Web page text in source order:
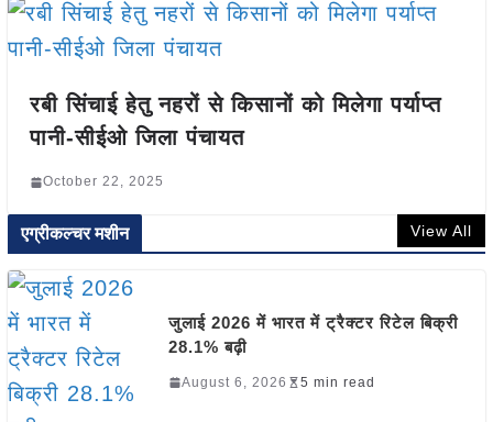
रबी सिंचाई हेतु नहरों से किसानों को मिलेगा पर्याप्‍त
पानी-सीईओ जिला पंचायत
October 22, 2025
एग्रीकल्चर मशीन View All
जुलाई 2026 में भारत में ट्रैक्टर रिटेल बिक्री
28.1% बढ़ी
August 6, 2026 5 min read